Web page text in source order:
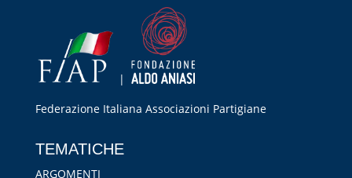
|
Federazione Italiana Associazioni Partigiane
TEMATICHE
ARGOMENTI
RIPRISTINA
-A 100% +A